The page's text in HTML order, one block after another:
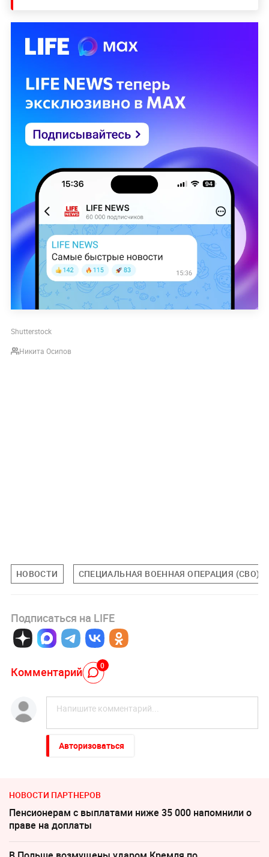
Shutterstock
Никита Осипов
НОВОСТИ СПЕЦИАЛЬНАЯ ВОЕННАЯ ОПЕРАЦИЯ (СВО)
Подписаться на LIFE
Комментарий 0
Авторизоваться
НОВОСТИ ПАРТНЕРОВ
Пенсионерам с выплатами ниже 35 000 напомнили о
праве на доплаты